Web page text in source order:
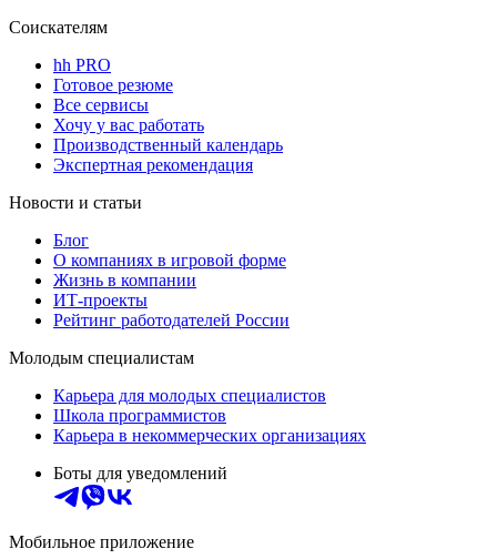
Соискателям
hh PRO
Готовое резюме
Все сервисы
Хочу у вас работать
Производственный календарь
Экспертная рекомендация
Новости и статьи
Блог
О компаниях в игровой форме
Жизнь в компании
ИТ-проекты
Рейтинг работодателей России
Молодым специалистам
Карьера для молодых специалистов
Школа программистов
Карьера в некоммерческих организациях
Боты для уведомлений
Мобильное приложение